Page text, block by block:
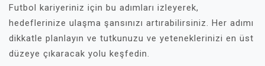
Futbol kariyeriniz için bu adımları izleyerek,
hedeflerinize ulaşma şansınızı artırabilirsiniz. Her adımı
dikkatle planlayın ve tutkunuzu ve yeteneklerinizi en üst
düzeye çıkaracak yolu keşfedin.